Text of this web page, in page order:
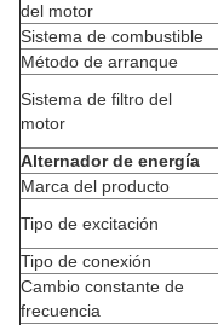
del motor
Sistema de combustible
Método de arranque
Sistema de filtro del
motor
Alternador de energía
Marca del producto
Tipo de excitación
Tipo de conexión
Cambio constante de
frecuencia